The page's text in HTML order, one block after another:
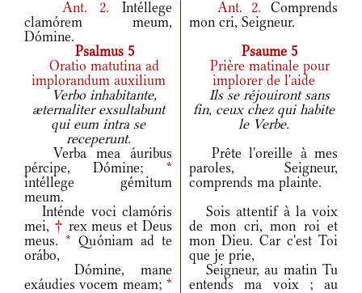
Ant. 2. Intéllege
clamórem meum,
Dómine.
Ant. 2. Comprends
mon cri, Seigneur.
Psalmus 5
Psaume 5
Oratio matutina ad
implorandum auxilium
Prière matinale pour
implorer de l'aide
Verbo inhabitante,
æternaliter exsultabunt
qui eum intra se
receperunt.
Ils se réjouiront sans
fin, ceux chez qui habite
le Verbe.
Verba mea áuribus
pércipe, Dómine; *
intéllege gémitum
meum.
Prête l'oreille à mes
paroles, Seigneur,
comprends ma plainte.
Inténde voci clamóris
mei, † rex meus et Deus
meus. * Quóniam ad te
orábo,
Sois attentif à la voix
de mon cri, mon roi et
mon Dieu. Car c'est Toi
que je prie,
Dómine, mane
exáudies vocem meam; *
Seigneur, au matin Tu
entends ma voix ; au